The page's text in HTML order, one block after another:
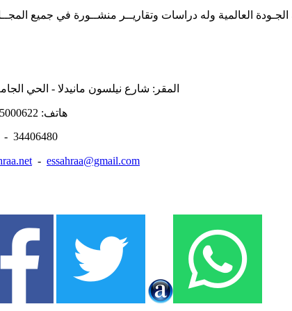
العالمية وله دراسات وتقاريــر منشــورة في جميع
هاتف: 25000622 - 45250731 - 45255931
34406480
- essahraa@gmail.com